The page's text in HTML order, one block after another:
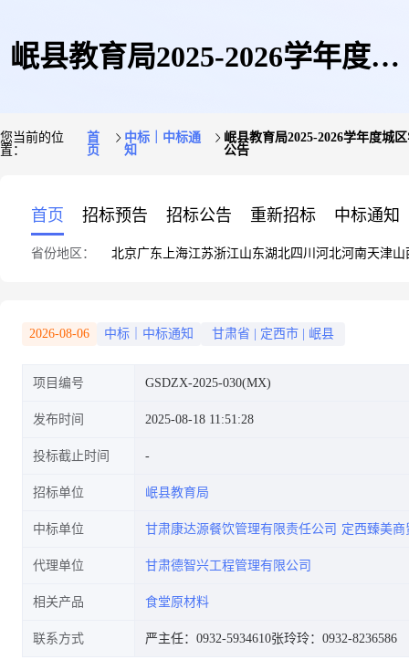
岷县教育局2025-2026学年度城
粉、食用油、鸡蛋、肉、蔬菜及
调味品等大宗食材)采购项目中
您当前的位
置：
首
页
中标｜中标通
知
岷县教育局2025-2026学年度城
公告
首页 招标预告 招标公告 重新招标 中标通知
省份地区： 北京广东 上海江苏浙江山东湖北四川 河北河南天津山
2026-08-06 中标｜中标通知 甘肃省 定西市 岷县
项目编号 GSDZX-2025-030(MX)
发布时间 2025-08-18 11:51:28
投标截止时间
招标单位 岷县教育局
中标单位 甘肃康达源餐饮管理有限责任公司 定西臻美
代理单位 甘肃德智兴工程管理有限公司
相关产品 食堂原材料
联系方式 严主任：0932-5934610张玲玲：0932-8236586